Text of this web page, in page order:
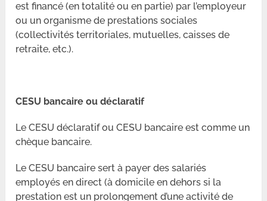
est financé (en totalité ou en partie) par l’employeur
ou un organisme de prestations sociales
(collectivités territoriales, mutuelles, caisses de
retraite, etc.).
CESU bancaire ou déclaratif
Le CESU déclaratif ou CESU bancaire est comme un
chèque bancaire.
Le CESU bancaire sert à payer des salariés
employés en direct (à domicile en dehors si la
prestation est un prolongement d’une activité de